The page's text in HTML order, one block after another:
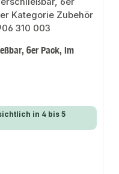
6er Pack, im
in 4 bis 5